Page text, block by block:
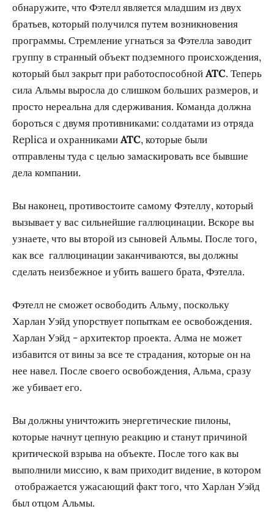
обнаружите, что Фэтелл является младшим из двух
братьев, который получился путем возникновения
программы. Стремление угнаться за Фэтелла заводит
группу в странный объект подземного происхождения,
который был закрыт при работоспособнойATC. Теперь
сила Альмы выросла до слишком больших размеров, и
просто нереальна для сдерживания. Команда должна
бороться с двумя противниками: солдатами из отряда
Replica и охранникамиATC, которые были
отправлены туда с целью замаскировать все бывшие
дела компании.
Вы наконец, противостоите самому Фэтеллу, который
вызывает у вас сильнейшие галлюцинации. Вскоре вы
узнаете, что вы второй из сыновей Альмы. После того,
как все галлюцинации заканчиваются, вы должны
сделать неизбежное и убить вашего брата, Фэтелла.
Фэтелл не сможет освободить Альму, поскольку
Харлан Уэйд упорствует попыткам ее освобождения.
Харлан Уэйд - архитектор проекта. Алма не может
избавится от вины за все те страдания, которые он на
нее навел. После своего освобождения, Альма, сразу
же убивает его.
Вы должны уничтожить энергетические пилоны,
которые начнут цепную реакцию и станут причиной
критической взрыва на объекте. После того как вы
выполнили миссию, к вам приходит видение, в котором
отображается ужасающий факт того, что Харлан Уэйд
был отцом Альмы.